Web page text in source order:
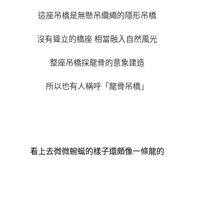
這座吊橋是無懸吊纜繩的隱形吊橋
沒有聳立的橋座 相當融入自然風光
整座吊橋採龍骨的意象建造
所以也有人稱呼 「龍骨吊橋」
看上去微微蜿蜒的樣子還頗像一條龍的